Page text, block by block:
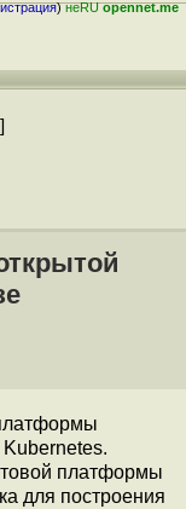
)неRUopennet.me
платформы
для построения